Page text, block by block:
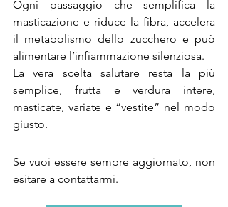
Ogni passaggio che semplifica la
masticazione e riduce la fibra, accelera
il metabolismo dello zucchero e può
alimentare l’infiammazione silenziosa.
La vera scelta salutare resta la più
semplice, frutta e verdura intere,
masticate, variate e “vestite” nel modo
giusto.
Se vuoi essere sempre aggiornato, non
esitare a contattarmi.